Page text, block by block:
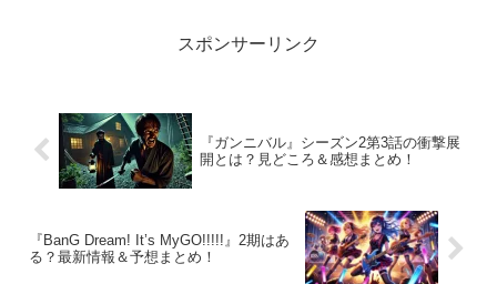
スポンサーリンク
『ガンニバル』シーズン2第3話の衝撃展
開とは？見どころ＆感想まとめ！
『BanG Dream! It’s MyGO!!!!!』2期はあ
る？最新情報＆予想まとめ！